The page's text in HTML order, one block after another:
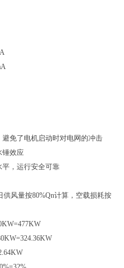
免了电机启动时对电网的冲击
锤效应
，运行安全可靠
风量按80%Qn计算，空载损耗按